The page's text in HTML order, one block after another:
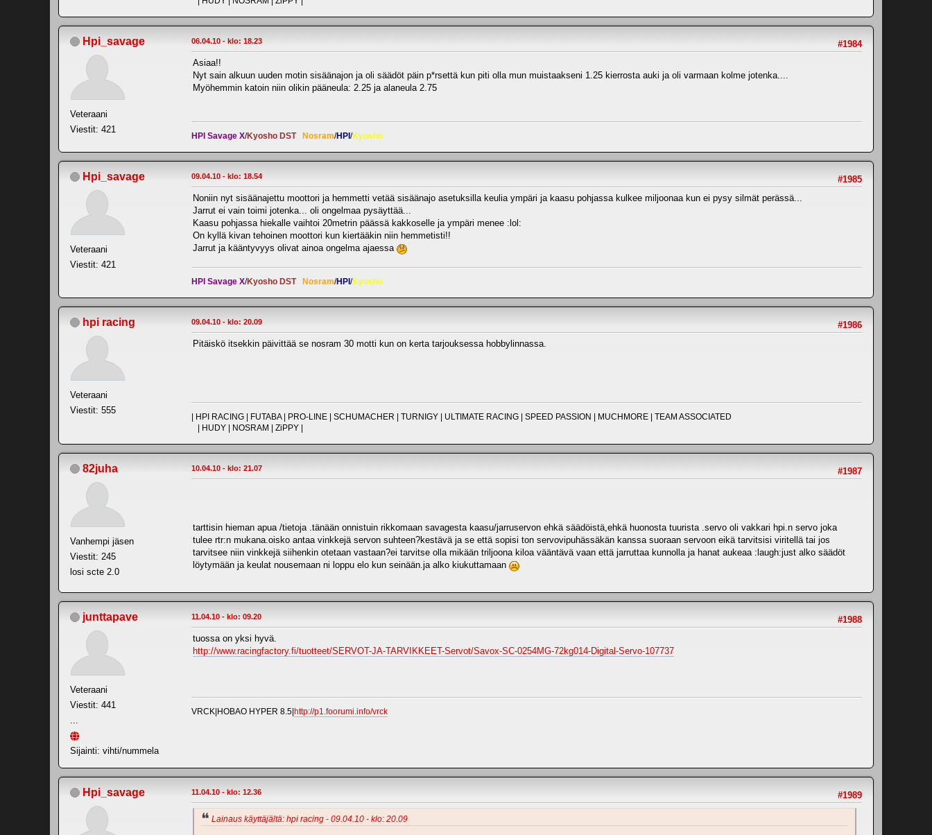
Hpi_savage
Veteraani
Viestit: 421
#1984
06.04.10 - klo: 18.23
Asiaa!!
Nyt sain alkuun uuden motin sisäänajon ja oli säädöt päin p*rsettä kun piti olla mun muistaakseni 1.25 kierrosta auki ja oli varmaan kolme jotenka....
Myöhemmin katoin niin olikin pääneula: 2.25 ja alaneula 2.75
HPI Savage X/Kyosho DST Nosram/HPI/Kyosho
Hpi_savage
Veteraani
Viestit: 421
#1985
09.04.10 - klo: 18.54
Noniin nyt sisäänajettu moottori ja hemmetti vetää sisäänajo asetuksilla keulia ympäri ja kaasu pohjassa kulkee miljoonaa kun ei pysy silmät perässä...
Jarrut ei vain toimi jotenka... oli ongelmaa pysäyttää...
Kaasu pohjassa hiekalle vaihtoi 20metrin päässä kakkoselle ja ympäri menee :lol:
On kyllä kivan tehoinen moottori kun kiertääkin niin hemmetisti!!
Jarrut ja kääntyvyys olivat ainoa ongelma ajaessa
HPI Savage X/Kyosho DST Nosram/HPI/Kyosho
hpi racing
Veteraani
Viestit: 555
#1986
09.04.10 - klo: 20.09
Pitäiskö itsekkin päivittää se nosram 30 motti kun on kerta tarjouksessa hobbylinnassa.
| HPI RACING | FUTABA | PRO-LINE | SCHUMACHER | TURNIGY | ULTIMATE RACING | SPEED PASSION | MUCHMORE | TEAM ASSOCIATED
| HUDY | NOSRAM | ZiPPY |
82juha
Vanhempi jäsen
Viestit: 245
losi scte 2.0
#1987
10.04.10 - klo: 21.07
tarttisin hieman apua /tietoja .tänään onnistuin rikkomaan savagesta kaasu/jarruservon ehkä säädöistä,ehkä huonosta tuurista .servo oli vakkari hpi.n servo joka
tulee rtr:n mukana.oisko antaa vinkkejä servon suhteen?kestävä ja se että sopisi ton servovipuhässäkän kanssa suoraan servoon eikä tarvitsisi viritellä tai jos
tarvitsee niin vinkkejä siihenkin otetaan vastaan?ei tarvitse olla mikään triljoona kiloa vääntävä vaan että jarruttaa kunnolla ja hanat aukeaa :laugh:just alko säädöt
löytymään ja keulat nousemaan ni loppu elo kun seinään.ja alko kiukuttamaan
junttapave
Veteraani
Viestit: 441
Sijainti: vihti/nummela
#1988
11.04.10 - klo: 09.20
tuossa on yksi hyvä.
http://www.racingfactory.fi/tuotteet/SERVOT-JA-TARVIKKEET-Servot/Savox-SC-0254MG-72kg014-Digital-Servo-107737
VRCK|HOBAO HYPER 8.5|http://p1.foorumi.info/vrck
Hpi_savage #1989
11.04.10 - klo: 12.36
Lainaus käyttäjältä: hpi racing - 09.04.10 - klo: 20.09